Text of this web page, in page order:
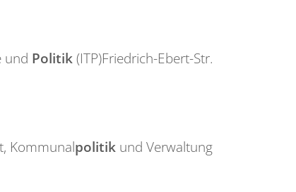
und Politik(ITP)Friedrich-Ebert-Str.
Kommunalpolitik und Verwaltung